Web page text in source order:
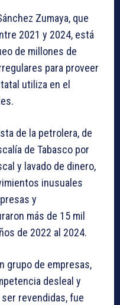
Zumaya, que
2021 y 2024, está
de millones de
para proveer
utiliza en el
de la petrolera, de
de Tabasco por
y lavado de dinero,
inusuales
y
más de 15 mil
de 2022 al 2024.
grupo de empresas,
desleal y
revendidas, fue